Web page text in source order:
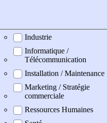
Industrie
Informatique /
Télécommunication
Installation / Maintenance
Marketing / Stratégie
commerciale
Ressources Humaines